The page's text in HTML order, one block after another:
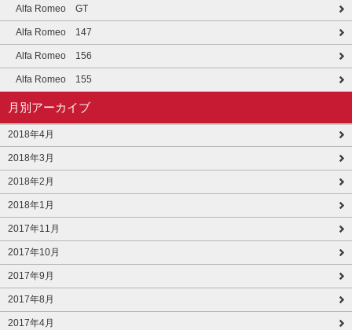
Alfa Romeo GT
Alfa Romeo 147
Alfa Romeo 156
Alfa Romeo 155
月別アーカイブ
2018年4月
2018年3月
2018年2月
2018年1月
2017年11月
2017年10月
2017年9月
2017年8月
2017年4月